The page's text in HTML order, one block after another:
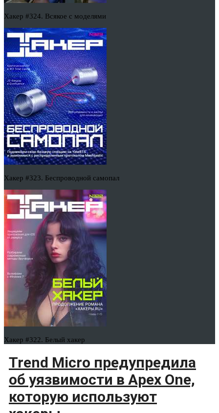
Хакер #324. Всякое с моделями
Хакер #323. Беспроводной самопал
Хакер #322. Белый хакер
Trend Micro предупредила
об уязвимости в Apex One,
которую используют